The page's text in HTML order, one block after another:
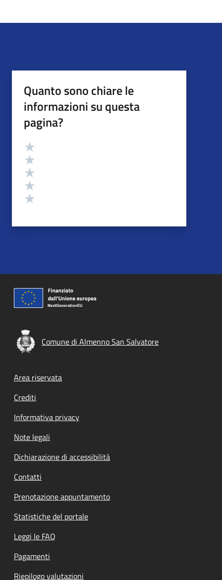
Quanto sono chiare le
informazioni su questa
pagina?
Valutazione
Comune di Almenno San Salvatore
Footer menu
Area riservata
Crediti
Informativa privacy
Note legali
Dichiarazione di accessibilità
Contatti
Prenotazione appuntamento
Statistiche del portale
Leggi le FAQ
Pagamenti
Riepilogo valutazioni